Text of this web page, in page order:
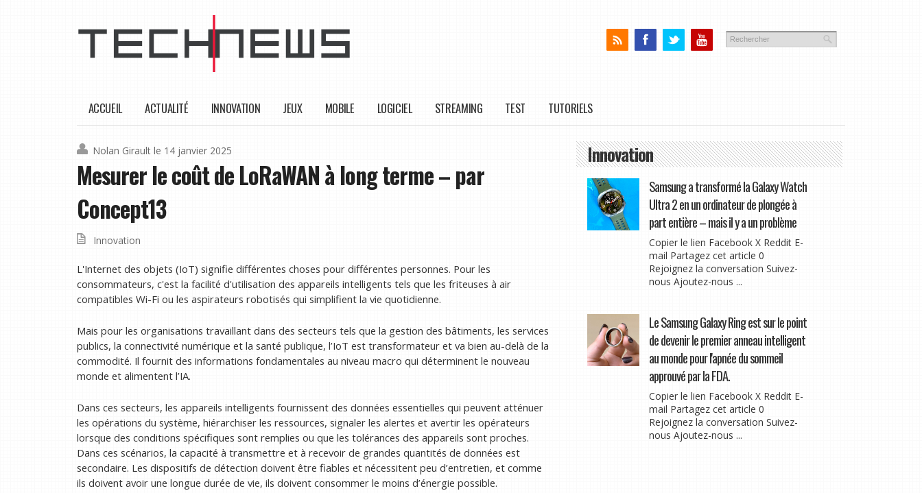
ACCUEIL ACTUALITÉ INNOVATION JEUX MOBILE LOGICIEL STREAMING TEST TUTORIELS
Nolan Girault le 14 janvier 2025
Mesurer le coût de LoRaWAN à long terme – par
Concept13
Innovation
L'Internet des objets (IoT) signifie différentes choses pour différentes personnes. Pour les
consommateurs, c'est la facilité d'utilisation des appareils intelligents tels que les friteuses à air
compatibles Wi-Fi ou les aspirateurs robotisés qui simplifient la vie quotidienne.
Mais pour les organisations travaillant dans des secteurs tels que la gestion des bâtiments, les services
publics, la connectivité numérique et la santé publique, l’IoT est transformateur et va bien au-delà de la
commodité. Il fournit des informations fondamentales au niveau macro qui déterminent le nouveau
monde et alimentent l’IA.
Dans ces secteurs, les appareils intelligents fournissent des données essentielles qui peuvent atténuer
les opérations du système, hiérarchiser les ressources, signaler les alertes et avertir les opérateurs
lorsque des conditions spécifiques sont remplies ou que les tolérances des appareils sont proches.
Dans ces scénarios, la capacité à transmettre et à recevoir de grandes quantités de données est
secondaire. Les dispositifs de détection doivent être fiables et nécessitent peu d’entretien, et comme
ils doivent avoir une longue durée de vie, ils doivent consommer le moins d’énergie possible.
Innovation
Samsung a transformé la Galaxy Watch
Ultra 2 en un ordinateur de plongée à
part entière – mais il y a un problème
Copier le lien Facebook X Reddit E-
mail Partagez cet article 0
Rejoignez la conversation Suivez-
nous Ajoutez-nous ...
Le Samsung Galaxy Ring est sur le point
de devenir le premier anneau intelligent
au monde pour l'apnée du sommeil
approuvé par la FDA.
Copier le lien Facebook X Reddit E-
mail Partagez cet article 0
Rejoignez la conversation Suivez-
nous Ajoutez-nous ...